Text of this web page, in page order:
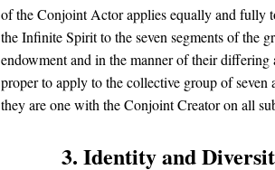
of the Conjoint Actor applies equally and fully
the Infinite Spirit to the seven segments of the
endowment and in the manner of their
proper to apply to the collective group of
they are one with the Conjoint Creator on all
3. Identity and